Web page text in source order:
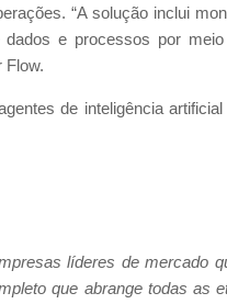
“A solução inclui
e processos por
Flow.
de inteligência
líderes de mercado
que abrange todas as